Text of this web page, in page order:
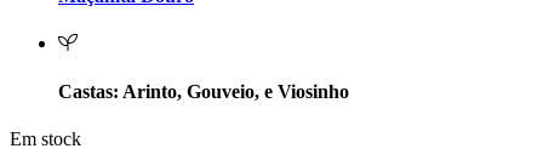
Prats e Symington Family
Castas: Arinto, Gouveio, e Viosinho
Em stock